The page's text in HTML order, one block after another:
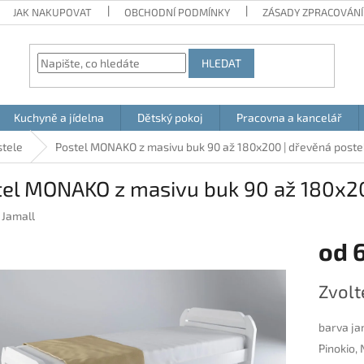
JAK NAKUPOVAT OBCHODNÍ PODMÍNKY ZÁSADY ZPRACOVÁNÍ
HLEDAT
Kuchyně a jídelna Dětský pokoj Pracovna a kancelář
Postel MONAKO z masivu buk 90 až 180x200 | dřevěná
MONAKO z masivu buk 90 až
Jamall
od
cena:
barva
Pinokio,